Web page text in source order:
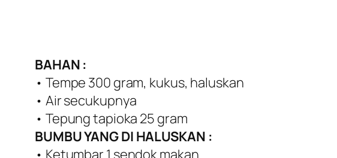
BAHAN :
• Tempe 300 gram, kukus, haluskan
• Air secukupnya
• Tepung tapioka 25 gram
BUMBU YANG DI HALUSKAN :